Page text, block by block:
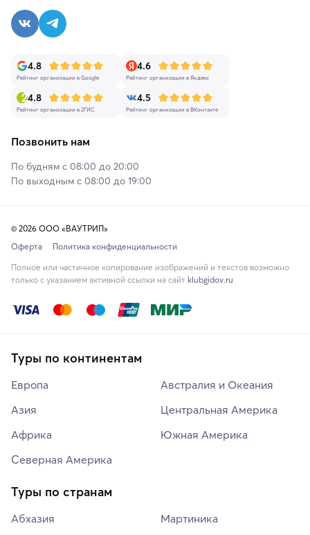
4.8
Рейтинг организации в Google
4.6
Рейтинг организации в Яндекс
4.8
Рейтинг организации в 2ГИС
4.5
Рейтинг организации в ВКонтакте
Позвонить нам
По будням с 08:00 до 20:00
По выходным с 08:00 до 19:00
© 2026 ООО «ВАУТРИП»
Оферта
Политика конфиденциальности
Полное или частичное копирование изображений и текстов возможно
только с указанием активной ссылки на сайт klubgidov.ru
Туры по континентам
Европа
Азия
Африка
Северная Америка
Австралия и Океания
Центральная Америка
Южная Америка
Туры по странам
Абхазия
Мартиника